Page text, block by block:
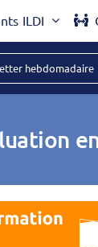
ILDI
hebdomadaire